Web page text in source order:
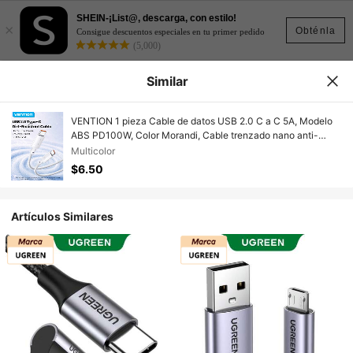
Obténla
×
SHEIN-¡List@, descarga, con estilo!
Consigue descuentos especiales en tu primer pedido
(5,000)
Similar
VENTION 1 pieza Cable de datos USB 2.0 C a C 5A, Modelo
ABS PD100W, Color Morandi, Cable trenzado nano anti-
suciedad, Chip E-Marker incorporado, Carga rápida sin
sobrecalentamiento, Transferencia de datos 480Mbps,
Compatible con cabezales de carga y productos con interfaz
Multicolor
$6.50
Artículos Similares